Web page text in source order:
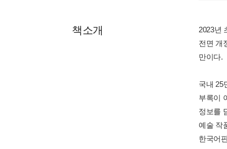
책소개
2023년
전면 개
만이다.
국내 25
부록이
정보를
예술 작
한국어